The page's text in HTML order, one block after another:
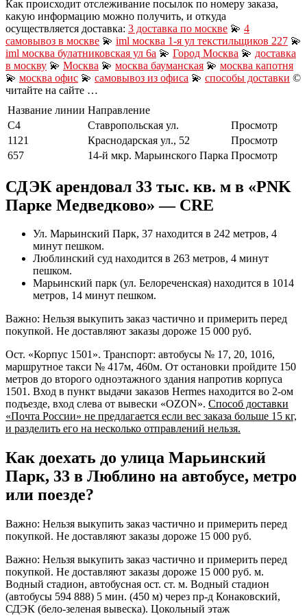
Как происходит отслеживание посылок по номеру заказа,
какую информацию можно получить, и откуда
осуществляется доставка: 3 доставка по москве 💫 4
самовывоз в москве 💫 iml москва 1-я ул текстильщиков 227 💫
iml москва булатниковская ул 6а 💫 Город Москва 💫 доставка
в москву 💫 Москва 💫 москва бауманская 💫 москва капотня
💫 москва офис 💫 самовывоз из офиса 💫 способы доставки ©
читайте на сайте …
Название линии Направление
С4
Ставропольская ул.
Просмотр
1121
Краснодарская ул., 52
Просмотр
657
14-й мкр. Марьинского Парка Просмотр
СДЭК арендовал 33 тыс. кв. м в «PNK
Парке Медведково» — CRE
Ул. Марьинский Парк, 37 находится в 242 метров, 4
минут пешком.
Люблинский суд находится в 263 метров, 4 минут
пешком.
Марьинский парк (ул. Белореченская) находится в 1014
метров, 14 минут пешком.
Важно: Нельзя выкупить заказ частично и примерить перед
покупкой. Не доставляют заказы дороже 15 000 руб.
Ост. «Корпус 1501». Транспорт: автобусы № 17, 20, 1016,
маршрутное такси № 417м, 460м. От остановки пройдите 150
метров до второго одноэтажного здания напротив корпуса
1501. Вход в пункт выдачи заказов Hermes находится во 2-ом
подъезде, вход слева от вывески «OZON». Способ доставки
«Почта России» не предлагается если вес заказа больше 15 кг,
и разделить его на несколько отправлений нельзя.
Как доехать до улица Марьинский
Парк, 33 в Люблино на автобусе, метро
или поезде?
Важно: Нельзя выкупить заказ частично и примерить перед
покупкой. Не доставляют заказы дороже 15 000 руб.
Важно: Нельзя выкупить заказ частично и примерить перед
покупкой. Не доставляют заказы дороже 15 000 руб. м.
Водный стадион, автобусная ост. ст. м. Водный стадион
(автобусы 594 888) 5 мин. (450 м) через пр-д Конаковский,
СДЭК (бело-зеленая вывеска). Цокольный этаж